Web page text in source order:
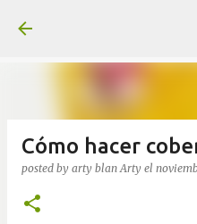
Cómo hacer
posted by arty blanArty el